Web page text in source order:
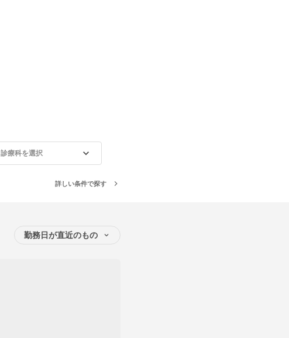
診療科を選択
詳しい条件で探す
勤務日が直近のもの